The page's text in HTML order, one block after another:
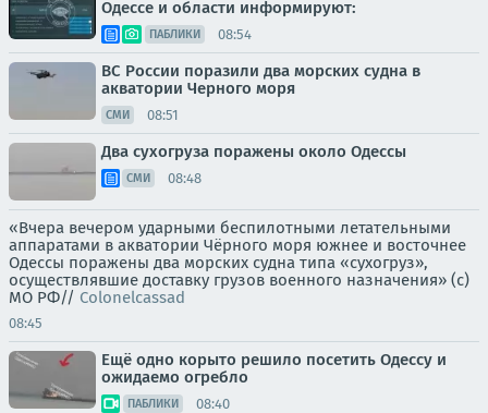
Одессе и области информируют:
ПАБЛИКИ 08:54
ВС России поразили два морских судна в
акватории Черного моря
СМИ 08:51
Два сухогруза поражены около Одессы
СМИ 08:48
«Вчера вечером ударными беспилотными летательными
аппаратами в акватории Чёрного моря южнее и восточнее
Одессы поражены два морских судна типа «сухогруз»,
осуществлявшие доставку грузов военного назначения» (с)
МО РФ// Colonelcassad
08:45
Ещё одно корыто решило посетить Одессу и
ожидаемо огребло
ПАБЛИКИ 08:40